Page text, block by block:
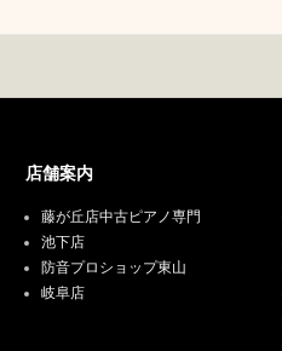
店舗案内
藤が丘店中古ピアノ専門
池下店
防音プロショップ東山
岐阜店